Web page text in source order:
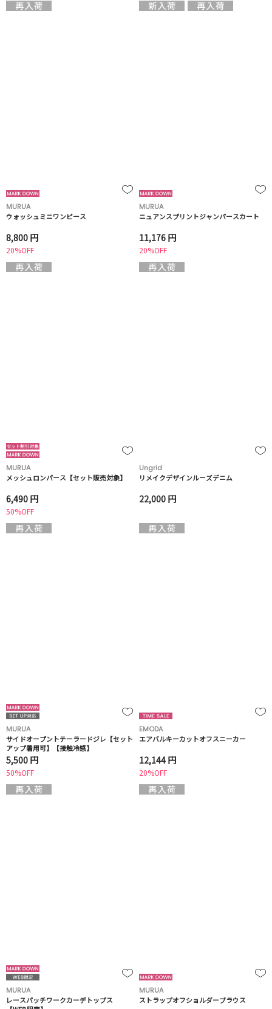
MURUA
ウォッシュミニワンピース
8,800 円
20%OFF
MURUA
ニュアンスプリントジャンパースカート
11,176 円
20%OFF
MURUA
メッシュロンパース【セット販売対象】
6,490 円
50%OFF
Ungrid
リメイクデザインルーズデニム
22,000 円
MURUA
サイドオープントテーラードジレ【セット
アップ着用可】【接触冷感】
5,500 円
50%OFF
EMODA
エアバルキーカットオフスニーカー
12,144 円
20%OFF
MURUA
レースパッチワークカーデトップス
MURUA
ストラップオフショルダーブラウス